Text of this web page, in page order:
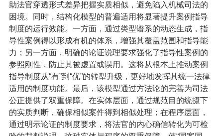
助法官穿透形式差异把握实质相似，避免陷入机械司法的
困境。
同时，结构化模型的普遍适用将显著提升案例指导
制度的运行效能。一方面，通过类型谱系的动态生成，指
导性案例得以形成有机的体系，增强其覆盖范围和指导能
力；另一方面，明确的论证说理要求强化了指导性案例的
参照刚性，防止其被虚置或误用。这将从根本上推动案例
指导制度从“有”到“优”的转型升级，更好地发挥其统一法律
适用的制度功能。最后，该模型通过方法论的完善为司法
公正提供了双重保障。在实体层面，通过规范目的统摄下
的实质判断，确保相似案件得到相似处理；在程序层面，
通过明示论证的制度要求，将法官的内心确信转化为可检